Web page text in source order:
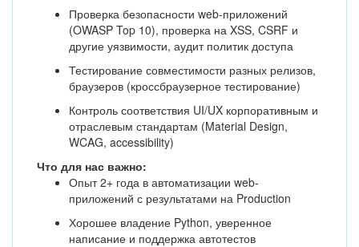
Проверка безопасности web-приложений
(OWASP Top 10), проверка на XSS, CSRF и
другие уязвимости, аудит политик доступа
Тестирование совместимости разных релизов,
браузеров (кроссбраузерное тестирование)
Контроль соответствия UI/UX корпоративным и
отраслевым стандартам (Material Design,
WCAG, accessibility)
Что для нас важно:
Опыт 2+ года в автоматизации web-
приложений с результатами на Production
Хорошее владение Python, уверенное
написание и поддержка автотестов